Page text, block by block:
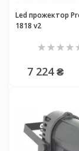
Led прожектор
1818 v2
7 224 ₴